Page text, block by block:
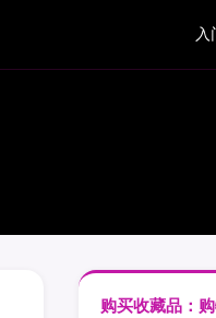
入
购买收藏品：